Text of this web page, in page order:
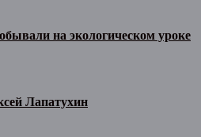
на экологическом уроке
Лапатухин